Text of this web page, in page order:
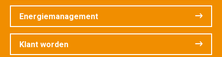
Energiemanagement
Klant worden